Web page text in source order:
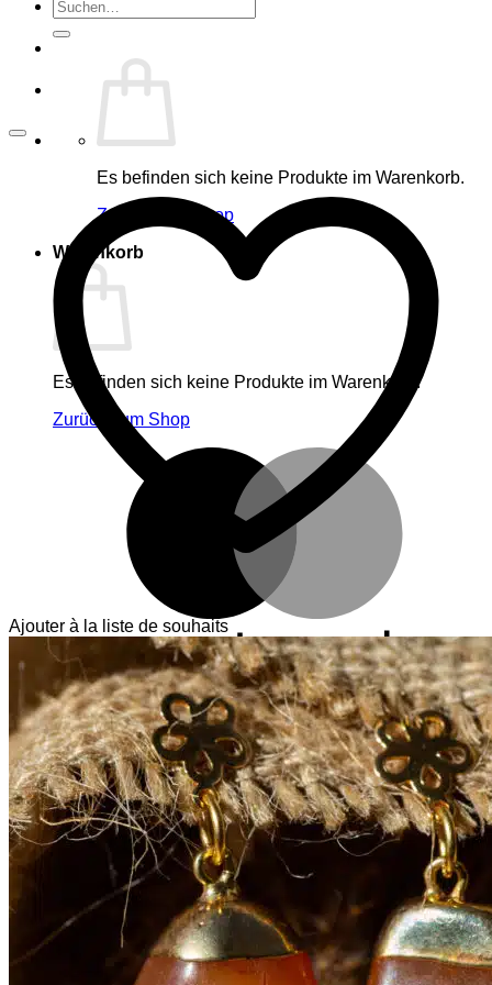
Suche
nach:
Es befinden sich keine Produkte im Warenkorb.
Zurück zum Shop
Warenkorb
Es befinden sich keine Produkte im Warenkorb.
Zurück zum Shop
Ajouter à la liste de souhaits